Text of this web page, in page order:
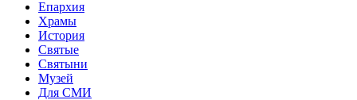
Епархия
Храмы
История
Святые
Святыни
Музей
Для СМИ